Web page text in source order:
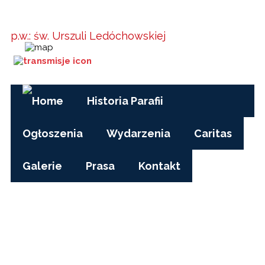
p.w.: św. Urszuli Ledóchowskiej
Historia Parafii
Ogłoszenia Wydarzenia Caritas
Galerie Prasa Kontakt